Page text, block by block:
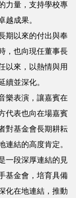
力量，支持學校專
越成果。
期以來的付出與奉
，也向現任董事長
以來，以熱情與用
續並深化。
樂表演，讓嘉賓在
代表也向在場嘉賓
對基金會長期耕耘
連結的高度肯定。
一段深厚連結的見
基金會，培育具備
化在地連結，推動